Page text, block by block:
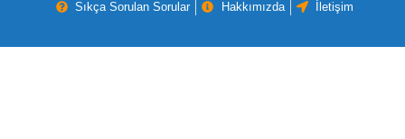
Sıkça Sorulan Sorular Hakkımızda İletişim